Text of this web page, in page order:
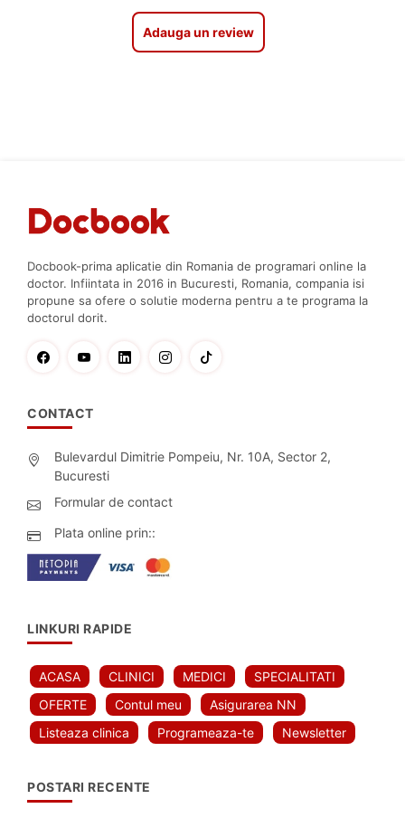
Adauga un review
Docbook-prima aplicatie din Romania de programari online la
doctor. Infiintata in 2016 in Bucuresti, Romania, compania isi
propune sa ofere o solutie moderna pentru a te programa la
doctorul dorit.
CONTACT
Bulevardul Dimitrie Pompeiu, Nr. 10A, Sector 2,
Bucuresti
Formular de contact
Plata online prin::
LINKURI RAPIDE
ACASA CLINICI MEDICI
SPECIALITATI
OFERTE
Contul meu
Asigurarea NN
Listeaza clinica
Programeaza-te Newsletter
POSTARI RECENTE